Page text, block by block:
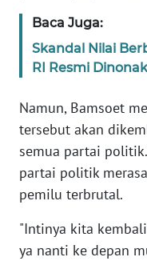
Baca Juga:
Skandal Nilai
RI Resmi
Namun, Bamsoet
tersebut akan
semua partai
partai politik
pemilu terbrutal.
"Intinya kita
ya nanti ke depan
WN
NTT
PAPUA
WN
BARAT